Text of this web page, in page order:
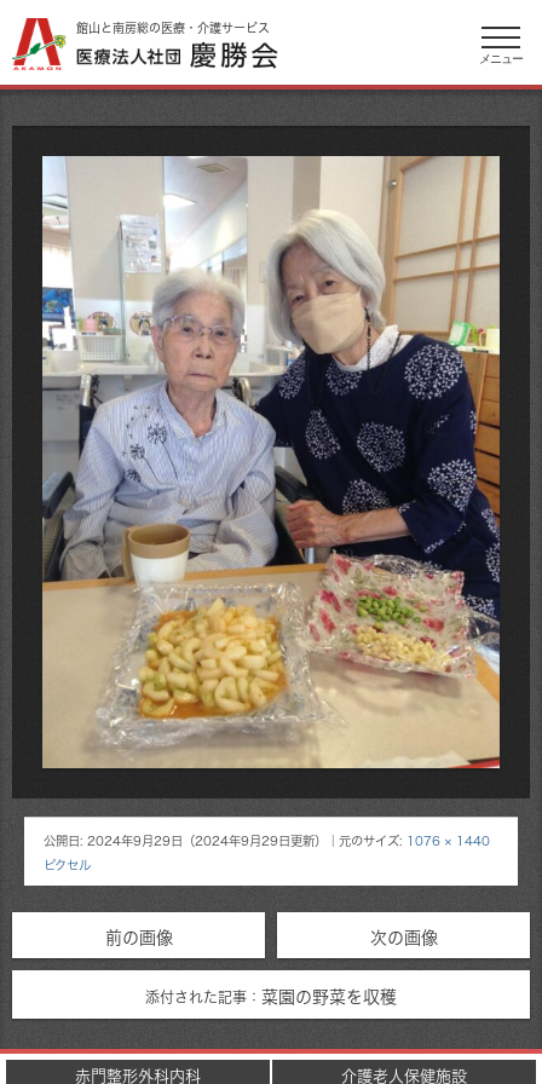
館山と南房総の医療・介護サービス
メニュー
公開日: 2024年9月29日 （2024年9月29日更新） ｜元のサイズ: 1076 × 1440
ピクセル
前の画像 次の画像
添付された記事： 菜園の野菜を収穫
赤門整形外科内科 介護老人保健施設